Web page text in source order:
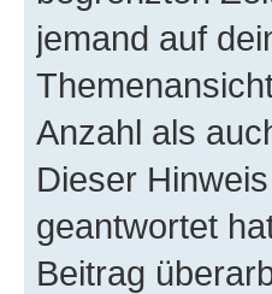
jemand auf
Anzahl als
Dieser
geantwortet
Beitrag